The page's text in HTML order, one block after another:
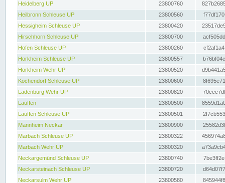
Heidelberg UP
23800760
Heilbronn Schleuse UP
23800560
Hessigheim Schleuse UP
23800420
Hirschhorn Schleuse UP
23800700
Hofen Schleuse UP
23800260
Horkheim Schleuse UP
23800557
Horkheim Wehr UP
23800520
Kochendorf Schleuse UP
23800600
Ladenburg Wehr UP
23800820
Lauffen
23800500
Lauffen Schleuse UP
23800501
Mannheim Neckar
23800900
Marbach Schleuse UP
23800322
Marbach Wehr UP
23800320
Neckargemünd Schleuse UP
23800740
Neckarsteinach Schleuse UP
23800720
Neckarsulm Wehr UP
23800580